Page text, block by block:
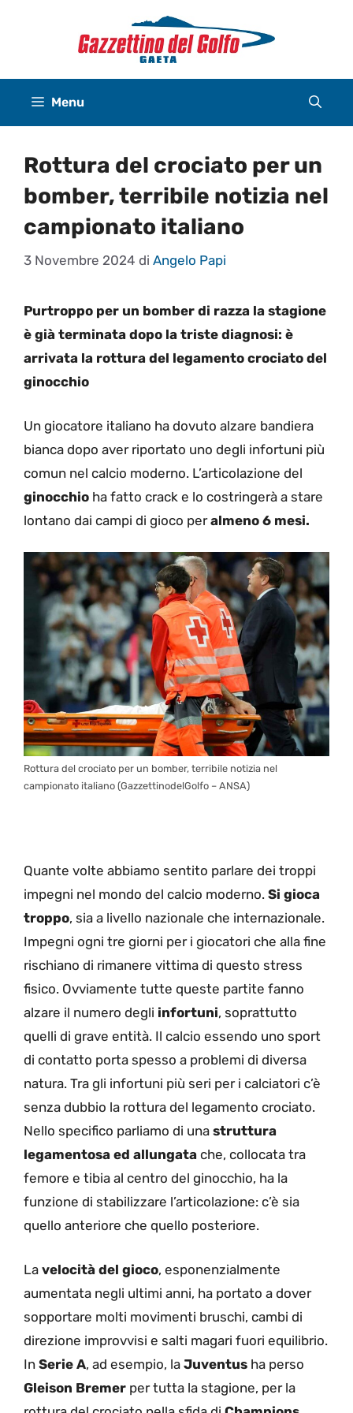
Menu
Rottura del crociato per un
bomber, terribile notizia nel
campionato italiano
3 Novembre 2024 di Angelo Papi
Purtroppo per un bomber di razza la stagione
è già terminata dopo la triste diagnosi: è
arrivata la rottura del legamento crociato del
ginocchio
Un giocatore italiano ha dovuto alzare bandiera
bianca dopo aver riportato uno degli infortuni più
comun nel calcio moderno. L’articolazione del
ginocchio ha fatto crack e lo costringerà a stare
lontano dai campi di gioco peralmeno 6 mesi.
Rottura del crociato per un bomber, terribile notizia nel
campionato italiano (GazzettinodelGolfo – ANSA)
Quante volte abbiamo sentito parlare dei troppi
impegni nel mondo del calcio moderno. Si gioca
troppo, sia a livello nazionale che internazionale.
Impegni ogni tre giorni per i giocatori che alla fine
rischiano di rimanere vittima di questo stress
fisico. Ovviamente tutte queste partite fanno
alzare il numero degli infortuni, soprattutto
quelli di grave entità. Il calcio essendo uno sport
di contatto porta spesso a problemi di diversa
natura. Tra gli infortuni più seri per i calciatori c’è
senza dubbio la rottura del legamento crociato.
Nello specifico parliamo di una struttura
legamentosa ed allungata che, collocata tra
femore e tibia al centro del ginocchio, ha la
funzione di stabilizzare l’articolazione: c’è sia
quello anteriore che quello posteriore.
La velocità del gioco, esponenzialmente
aumentata negli ultimi anni, ha portato a dover
sopportare molti movimenti bruschi, cambi di
direzione improvvisi e salti magari fuori equilibrio.
In Serie A, ad esempio, la Juventus ha perso
Gleison Bremer per tutta la stagione, per la